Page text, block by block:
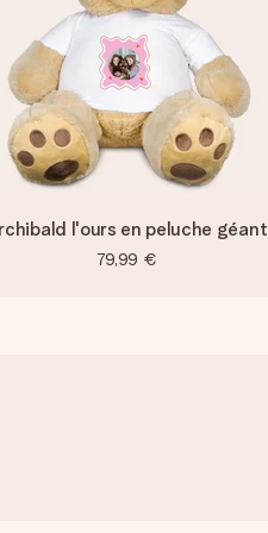
l'ours en peluche géant
79,99 €